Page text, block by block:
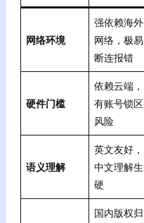
网络环境
强依赖海外
网络，极易
断连报错
硬件门槛
依赖云端，
有账号锁区
风险
语义理解
英文友好，
中文理解生
硬
国内版权归